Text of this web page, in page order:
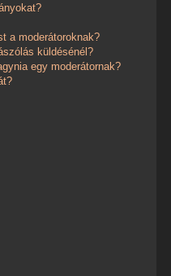
a moderátoroknak?
küldésénél?
egy moderátornak?